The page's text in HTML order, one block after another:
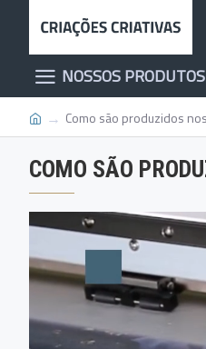
NOSSOS PRODUTOS
Como são produzidos
COMO SÃO